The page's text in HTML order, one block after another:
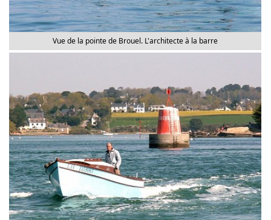
Vue de la pointe de Brouel. L'architecte à la barre